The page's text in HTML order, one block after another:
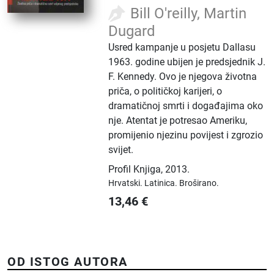
Bill O'reilly, Martin
Dugard
Usred kampanje u posjetu Dallasu
1963. godine ubijen je predsjednik J.
F. Kennedy. Ovo je njegova životna
priča, o političkoj karijeri, o
dramatičnoj smrti i događajima oko
nje. Atentat je potresao Ameriku,
promijenio njezinu povijest i zgrozio
svijet.
Profil Knjiga,2013.
Hrvatski. Latinica. Broširano.
13,46 €
OD ISTOG AUTORA